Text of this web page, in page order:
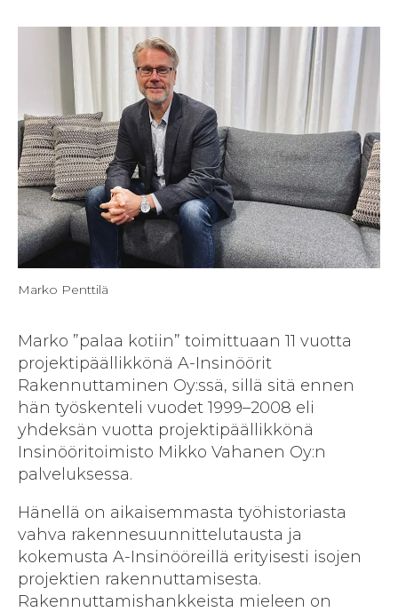
Marko Penttilä
Marko ”palaa kotiin” toimittuaan 11 vuotta
projektipäällikkönä A-Insinöörit
Rakennuttaminen Oy:ssä, sillä sitä ennen
hän työskenteli vuodet 1999–2008 eli
yhdeksän vuotta projektipäällikkönä
Insinööritoimisto Mikko Vahanen Oy:n
palveluksessa.
Hänellä on aikaisemmasta työhistoriasta
vahva rakennesuunnittelutausta ja
kokemusta A-Insinööreillä erityisesti isojen
projektien rakennuttamisesta.
Rakennuttamishankkeista mieleen on